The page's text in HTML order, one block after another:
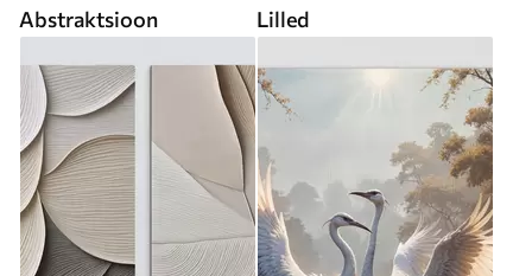
Abstraktsioon Lilled